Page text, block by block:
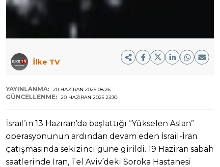
İlke TV
YAYINLANMA: 20 HAZIRAN 2025 08:26
GÜNCELLENME: 20 HAZIRAN 2025 23:30
İsrail’in 13 Haziran’da başlattığı “Yükselen Aslan”
operasyonunun ardından devam eden İsrail-İran
çatışmasında sekizinci güne girildi. 19 Haziran sabah
saatlerinde İran, Tel Aviv’deki Soroka Hastanesi